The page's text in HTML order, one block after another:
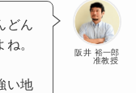
阪井 裕一郎
准教授
どん
。
い地